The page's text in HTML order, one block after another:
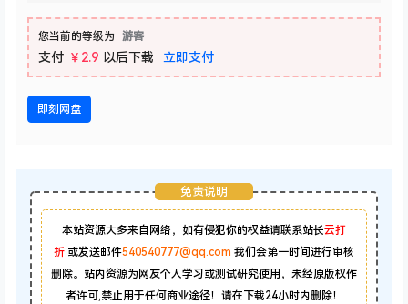
您当前的等级为 游客
支付 ￥2.9 以后下载 立即支付
即刻网盘
免责说明
本站资源大多来自网络，如有侵犯你的权益请联系站长云打
折 或发送邮件540540777@qq.com 我们会第一时间进行审核
删除。站内资源为网友个人学习或测试研究使用，未经原版权作
者许可,禁止用于任何商业途径！请在下载24小时内删除！